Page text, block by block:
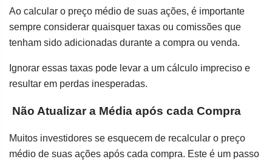
Ao calcular o preço médio de suas ações, é importante
sempre considerar quaisquer taxas ou comissões que
tenham sido adicionadas durante a compra ou venda.
Ignorar essas taxas pode levar a um cálculo impreciso e
resultar em perdas inesperadas.
Não Atualizar a Média após cada Compra
Muitos investidores se esquecem de recalcular o preço
médio de suas ações após cada compra. Este é um passo